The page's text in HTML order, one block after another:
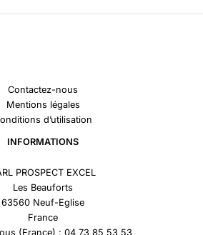
Contactez-nous
Mentions légales
d’utilisation
INFORMATIONS
PROSPECT EXCEL
Les Beauforts
63560 Neuf-Eglise
France
(France) : 04 73 85 53 53